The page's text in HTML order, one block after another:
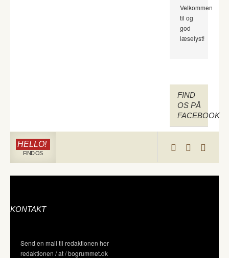
Velkommen
til og
god
læselyst!
FIND
OS PÅ
FACEBOOK
HELLO!
FIND OS
KONTAKT
Send en mail til redaktionen her
redaktionen / at / bogrummet.dk